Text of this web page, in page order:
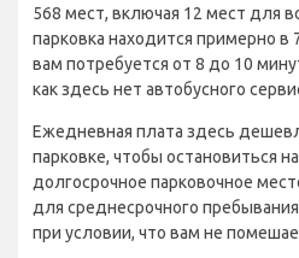
568 мест, включая 12 мест для
парковка находится примерно в
вам потребуется от 8 до 10
как здесь нет автобусного
Ежедневная плата здесь
парковке, чтобы остановиться
долгосрочное парковочное
для среднесрочного
при условии, что вам не